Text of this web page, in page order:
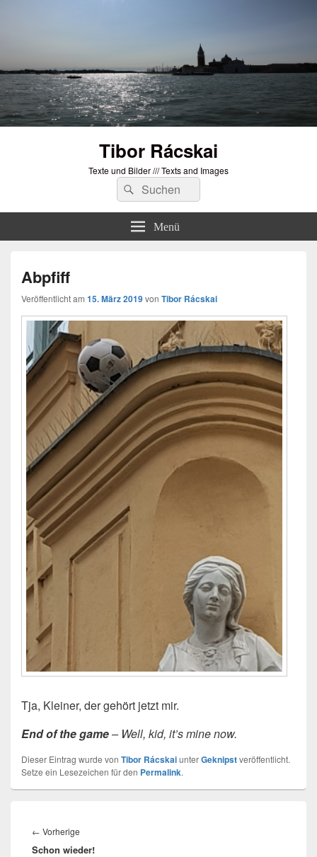
Tibor Rácskai
Texte und Bilder /// Texts and Images
Suchen
nach:
Suchen
Menü
Abpfiff
Veröffentlicht am 15. März 2019von Tibor Rácskai
Tja, Kleiner, der gehört jetzt mir.
End of the game– Well, kid, it’s mine now.
Dieser Eintrag wurde von Tibor RácskaiunterGeknipstveröffentlicht.
Setze ein Lesezeichen für den Permalink.
← Vorherige
Beitrag:
Schon wieder!